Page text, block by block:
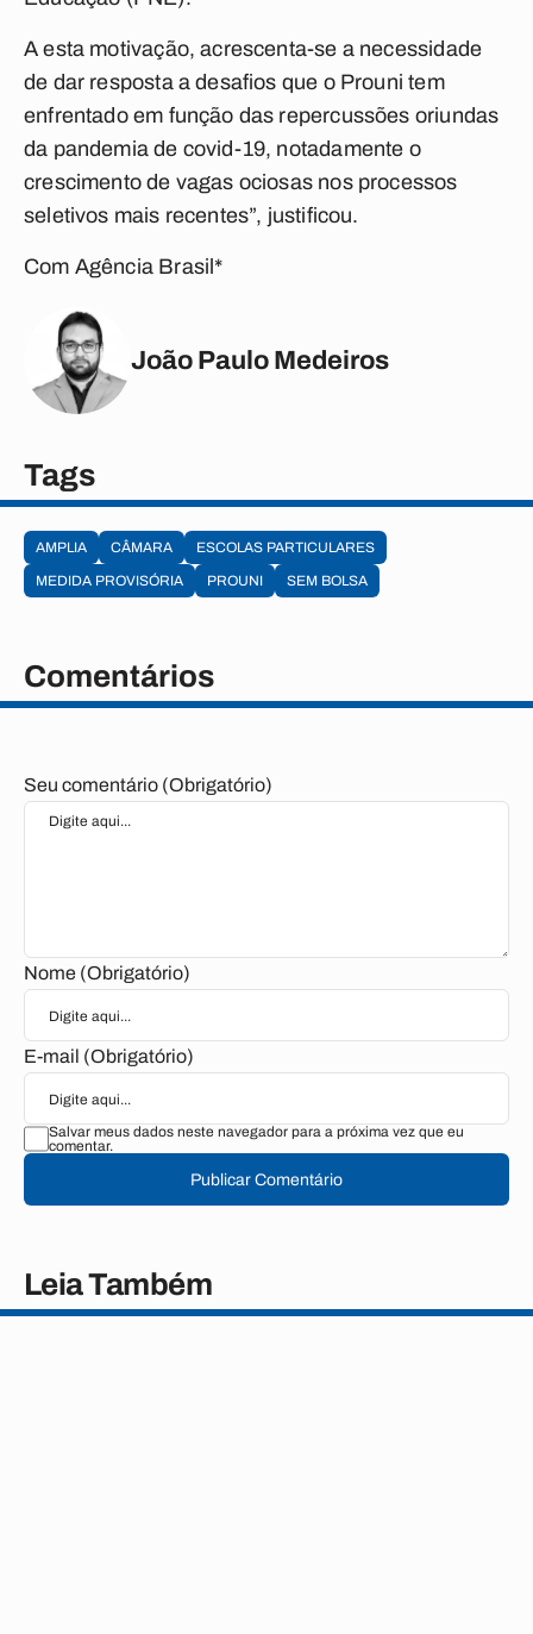
A esta motivação, acrescenta-se a necessidade
de dar resposta a desafios que o Prouni tem
enfrentado em função das repercussões oriundas
da pandemia de covid-19, notadamente o
crescimento de vagas ociosas nos processos
seletivos mais recentes”, justificou.
Com Agência Brasil*
João Paulo Medeiros
Tags
AMPLIA CÂMARA
ESCOLAS PARTICULARES
MEDIDA PROVISÓRIA
PROUNI SEM BOLSA
Comentários
Seu comentário (Obrigatório)
Nome (Obrigatório)
E-mail (Obrigatório)
Salvar meus dados neste navegador para a próxima vez que eu
comentar.
Publicar Comentário
Leia Também